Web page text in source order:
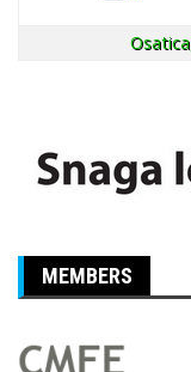
MEMBERS